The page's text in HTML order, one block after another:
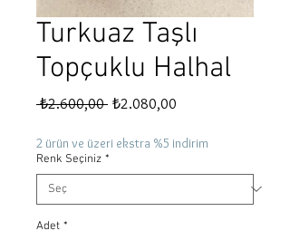
Turkuaz Taşlı
Topçuklu Halhal
₺2.600,00 Normal
₺2.080,00
2 ürün ve üzeri ekstra %5 indirim
Renk Seçiniz *
Adet *